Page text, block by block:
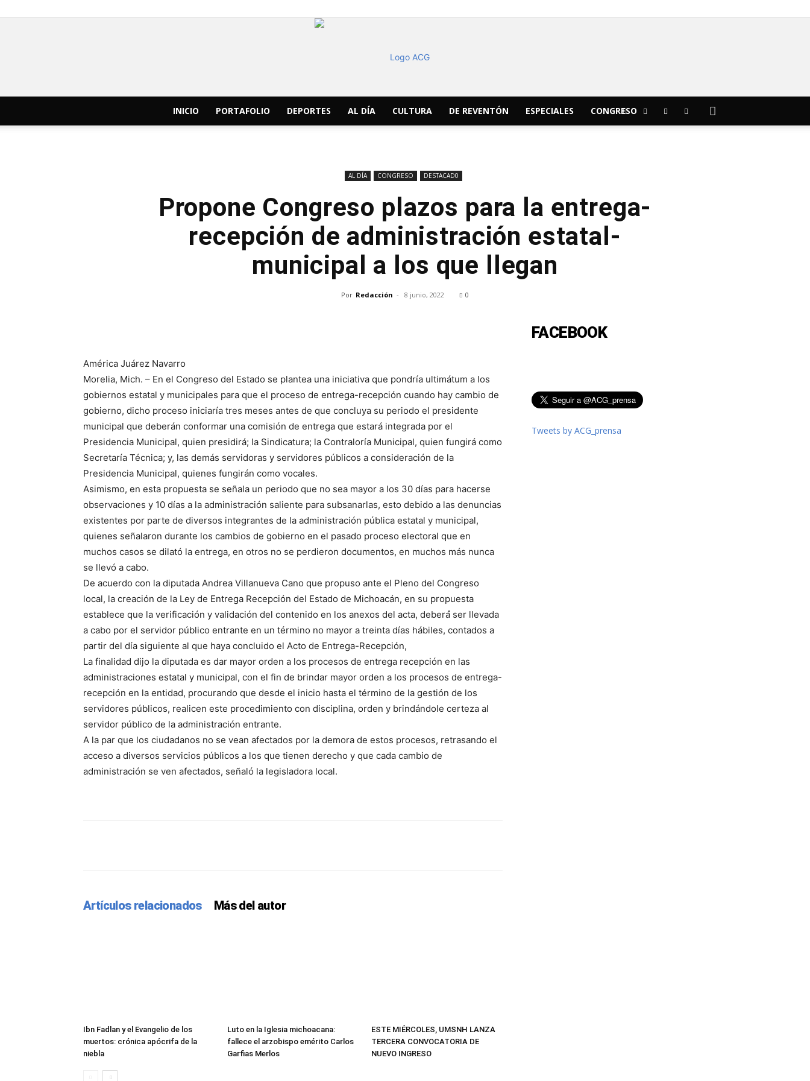
Noticias
INICIO PORTAFOLIO DEPORTES AL DÍA CULTURA DE REVENTÓN ESPECIALES CONGRESO
AL DÍA CONGRESO DESTACAD0
Propone Congreso plazos para la entrega-
recepción de administración estatal-
municipal a los que llegan
Por Redacción - 8 junio, 2022 0
América Juárez Navarro
Morelia, Mich. – En el Congreso del Estado se plantea una iniciativa que pondría ultimátum a los
gobiernos estatal y municipales para que el proceso de entrega-recepción cuando hay cambio de
gobierno, dicho proceso iniciaría tres meses antes de que concluya su periodo el presidente
municipal que deberán conformar una comisión de entrega que estará integrada por el
Presidencia Municipal, quien presidirá; la Sindicatura; la Contraloría Municipal, quien fungirá como
Secretaría Técnica; y, las demás servidoras y servidores públicos a consideración de la
Presidencia Municipal, quienes fungirán como vocales.
Asimismo, en esta propuesta se señala un periodo que no sea mayor a los 30 días para hacerse
observaciones y 10 días a la administración saliente para subsanarlas, esto debido a las denuncias
existentes por parte de diversos integrantes de la administración pública estatal y municipal,
quienes señalaron durante los cambios de gobierno en el pasado proceso electoral que en
muchos casos se dilató la entrega, en otros no se perdieron documentos, en muchos más nunca
se llevó a cabo.
De acuerdo con la diputada Andrea Villanueva Cano que propuso ante el Pleno del Congreso
local, la creación de la Ley de Entrega Recepción del Estado de Michoacán, en su propuesta
establece que la verificación y validación del contenido en los anexos del acta, deberá́ ser llevada
a cabo por el servidor público entrante en un término no mayor a treinta días hábiles, contados a
partir del día siguiente al que haya concluido el Acto de Entrega-Recepción,
La finalidad dijo la diputada es dar mayor orden a los procesos de entrega recepción en las
administraciones estatal y municipal, con el fin de brindar mayor orden a los procesos de entrega-
recepción en la entidad, procurando que desde el inicio hasta el término de la gestión de los
servidores públicos, realicen este procedimiento con disciplina, orden y brindándole certeza al
servidor público de la administración entrante.
A la par que los ciudadanos no se vean afectados por la demora de estos procesos, retrasando el
acceso a diversos servicios públicos a los que tienen derecho y que cada cambio de
administración se ven afectados, señaló la legisladora local.
Artículos relacionados Más del autor
Ibn Fadlan y el Evangelio de los
muertos: crónica apócrifa de la
niebla
Luto en la Iglesia michoacana:
fallece el arzobispo emérito Carlos
Garfias Merlos
ESTE MIÉRCOLES, UMSNH LANZA
TERCERA CONVOCATORIA DE
NUEVO INGRESO
FACEBOOK
Tweets by ACG_prensa